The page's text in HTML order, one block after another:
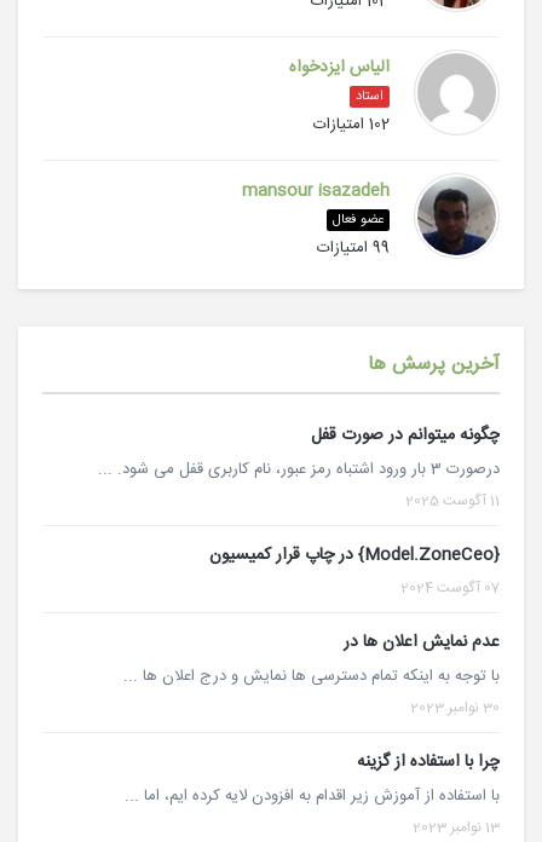
الیاس ایزدخواه
استاد
102 امتیازات
mansour isazadeh
عضو فعال
99 امتیازات
آخرین پرسش ها
چگونه میتوانم در صورت قفل
درصورت 3 بار ورود اشتباه رمز عبور، نام کاربری قفل می شود. ...
11 آگوست 2025
{Model.ZoneCeo} در چاپ قرار کمیسیون
07 آگوست 2024
عدم نمایش اعلان ها در
با توجه به اینکه تمام دسترسی ها نمایش و درج اعلان ها ...
30 نوامبر 2023
چرا با استفاده از گزینه
با استفاده از آموزش زیر اقدام به افزودن لایه کرده ایم، اما ...
13 نوامبر 2023